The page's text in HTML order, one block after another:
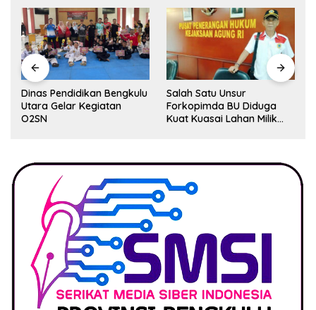
Dinas Pendidikan Bengkulu
Utara Gelar Kegiatan
O2SN
Salah Satu Unsur
Forkopimda BU Diduga
Kuat Kuasai Lahan Milik